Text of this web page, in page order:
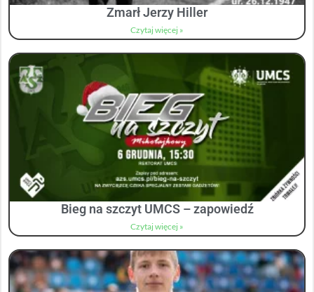
Zmarł Jerzy Hiller
Czytaj więcej »
Bieg na szczyt UMCS – zapowiedź
Czytaj więcej »